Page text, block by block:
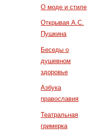
О моде и стиле
Открывая А.С.
Пушкина
Беседы о
душевном
здоровье
Азбука
православия
Театральная
гримерка